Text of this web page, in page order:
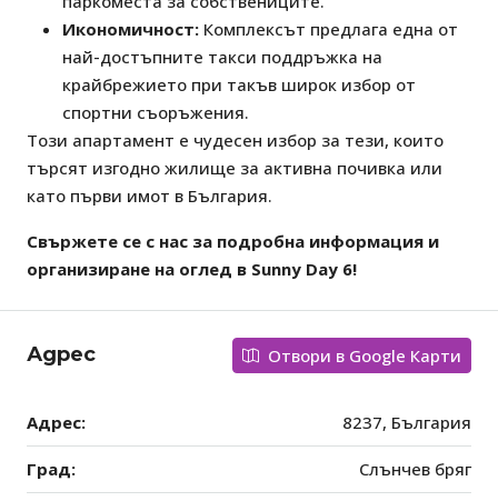
Икономичност: Комплексът предлага една от
най-достъпните такси поддръжка на
крайбрежието при такъв широк избор от
спортни съоръжения.
Този апартамент е чудесен избор за тези, които
търсят изгодно жилище за активна почивка или
като първи имот в България.
Свържете се с нас за подробна информация и
организиране на оглед в Sunny Day 6!
Адрес Отвори в Google Карти
Адрес: 8237, България
Град: Слънчев бряг